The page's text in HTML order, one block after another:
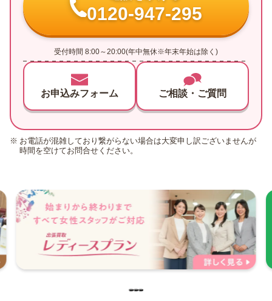
0120-947-295
受付時間 8:00～20:00(年中無休※年末年始は除く)
お申込みフォーム ご相談・ご質問
お電話が混雑しており繋がらない場合は大変申し訳ございませんが
時間を空けてお問合せください。